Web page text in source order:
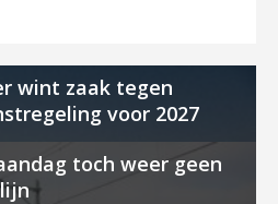
wint zaak tegen
voor 2027
toch weer geen